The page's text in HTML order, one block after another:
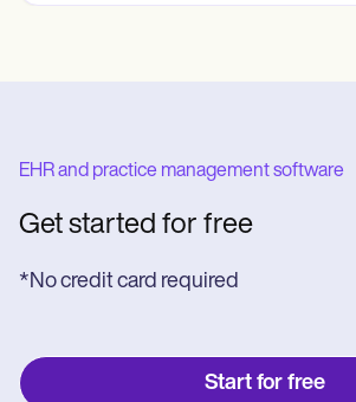
EHR and practice management software
Get started for free
*No credit card required
Start for free